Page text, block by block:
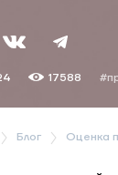
17588
Блог Оценка